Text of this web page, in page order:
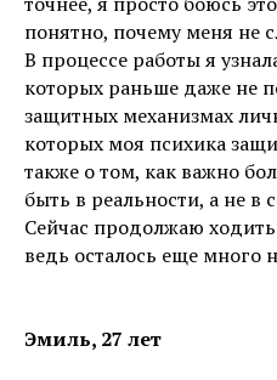
понятно, почему меня не
В процессе работы я
которых раньше даже не
защитных механизмах
которых моя психика
также о том, как важно
быть в реальности, а не в
Сейчас продолжаю
ведь осталось еще много
Эмиль, 27 лет